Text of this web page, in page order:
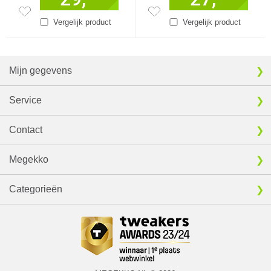
Vergelijk product Vergelijk product
Mijn gegevens
Service
Contact
Megekko
Categorieën